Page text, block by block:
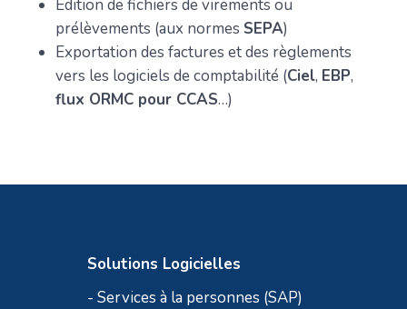
Edition de fichiers de virements ou
prélèvements (aux normes SEPA)
Exportation des factures et des règlements
vers les logiciels de comptabilité (Ciel, EBP,
flux ORMC pour CCAS…)
Solutions Logicielles
- Services à la personnes (SAP)